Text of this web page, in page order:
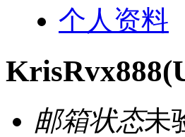
个人资料
KrisRvx888
邮箱状态未